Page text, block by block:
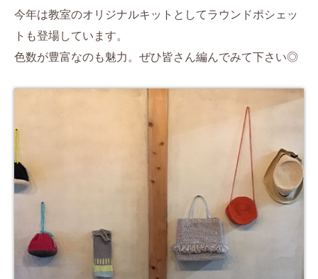
今年は教室のオリジナルキットとしてラウンドポシェッ
トも登場しています。
色数が豊富なのも魅力。ぜひ皆さん編んでみて下さい◎